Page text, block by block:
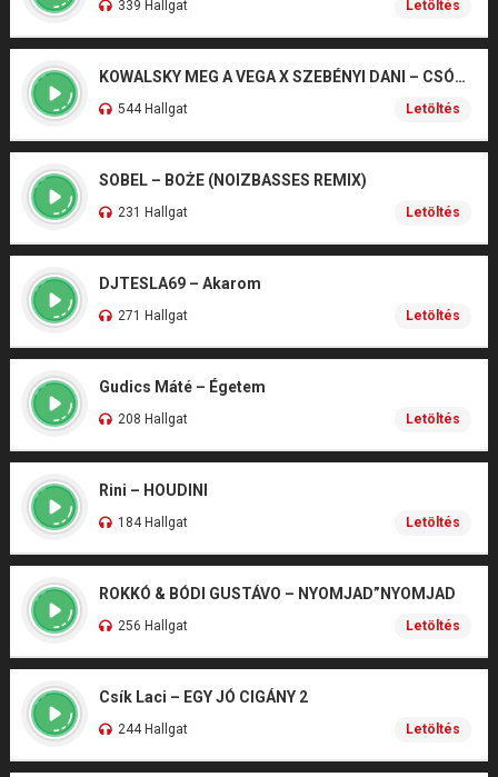
339 Hallgat Letöltés
KOWALSKY MEG A VEGA X SZEBÉNYI DANI – CSÓNAK
544 Hallgat Letöltés
SOBEL – BOŻE (NOIZBASSES REMIX)
231 Hallgat Letöltés
DJTESLA69 – Akarom
271 Hallgat Letöltés
Gudics Máté – Égetem
208 Hallgat Letöltés
Rini – HOUDINI
184 Hallgat Letöltés
ROKKÓ & BÓDI GUSTÁVO – NYOMJAD”NYOMJAD
256 Hallgat Letöltés
Csík Laci – EGY JÓ CIGÁNY 2
244 Hallgat Letöltés